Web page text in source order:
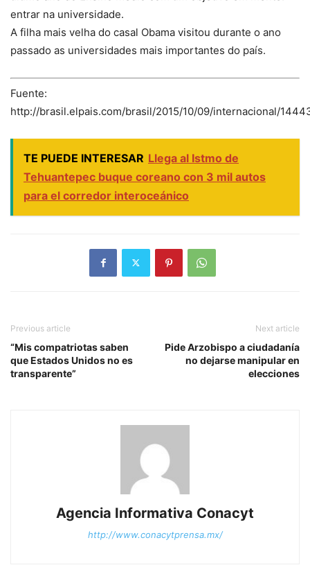
entrar na universidade.
A filha mais velha do casal Obama visitou durante o ano
passado as universidades mais importantes do país.
Fuente:
http://brasil.elpais.com/brasil/2015/10/09/internacional/
TE PUEDE INTERESAR Llega al Istmo de
Tehuantepec buque coreano con 3 mil autos
para el corredor interoceánico
Previous article
“Mis compatriotas saben
que Estados Unidos no es
transparente”
Next article
Pide Arzobispo a ciudadanía
no dejarse manipular en
elecciones
Agencia Informativa Conacyt
http://www.conacytprensa.mx/